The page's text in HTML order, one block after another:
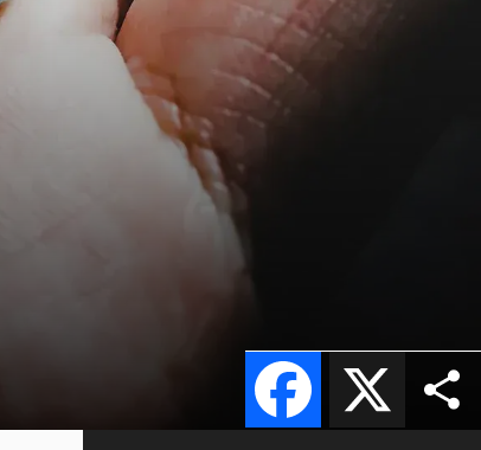
X
Facebook